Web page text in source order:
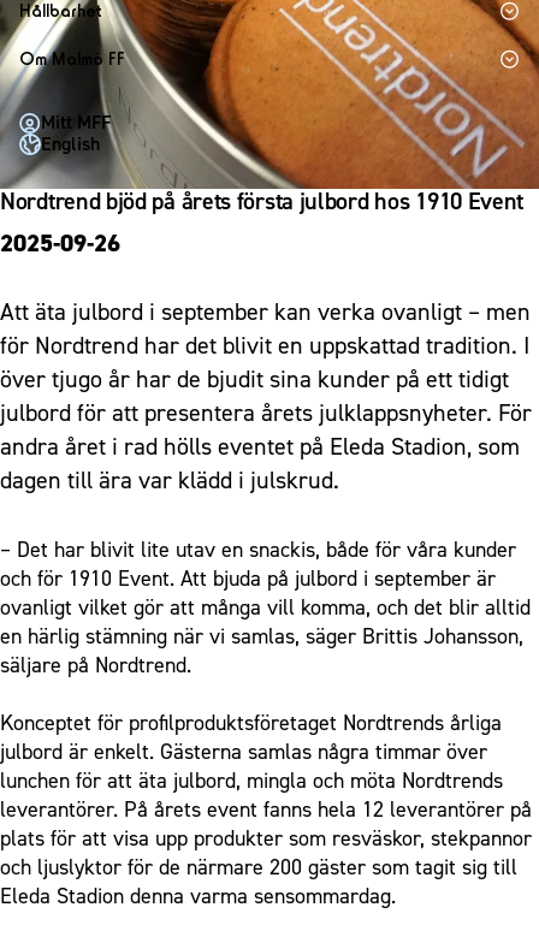
Fotbollsnätverket
P19
F19
P17
F17
Malmö Trophy
Partner dam
Matchdag på Eleda Stadion
MFF-museet & rundvandringar
Fest & Event
Konferens
Möte
Mässa
Sommarfest
Julshow
Vanliga frågor om 1910 Event
Hållbarhet
Hållbarhet
Himmelsblå framtid – en match för miljön
MFF i samhället
Laget för alla
Nattfotboll
Himmelsblå Tillsammans
Grundskolefotboll mot rasismer
Skolakademier
Fonder
Om Malmö FF
Om Malmö FF
Kontakt
Press och media
Historik – herrlaget
Historik – damlaget
Policydokument
Personuppgiftspolicy
Mitt MFF
English
Nordtrend bjöd på årets första julbord hos 1910 Event
2025-09-26
Att äta julbord i september kan verka ovanligt – men
för Nordtrend har det blivit en uppskattad tradition. I
över tjugo år har de bjudit sina kunder på ett tidigt
julbord för att presentera årets julklappsnyheter. För
andra året i rad hölls eventet på Eleda Stadion, som
dagen till ära var klädd i julskrud.
– Det har blivit lite utav en snackis, både för våra kunder
och för 1910 Event. Att bjuda på julbord i september är
ovanligt vilket gör att många vill komma, och det blir alltid
en härlig stämning när vi samlas, säger Brittis Johansson,
säljare på Nordtrend.
Konceptet för profilproduktsföretaget Nordtrends årliga
julbord är enkelt. Gästerna samlas några timmar över
lunchen för att äta julbord, mingla och möta Nordtrends
leverantörer. På årets event fanns hela 12 leverantörer på
plats för att visa upp produkter som resväskor, stekpannor
och ljuslyktor för de närmare 200 gäster som tagit sig till
Eleda Stadion denna varma sensommardag.